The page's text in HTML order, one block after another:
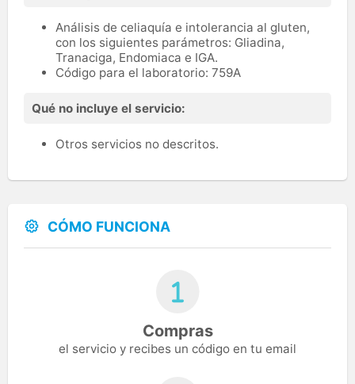
Análisis de celiaquía e intolerancia al gluten,
con los siguientes parámetros: Gliadina,
Tranaciga, Endomiaca e IGA.
Código para el laboratorio: 759A
Qué no incluye el servicio:
Otros servicios no descritos.
CÓMO FUNCIONA
Compras
el servicio y recibes un código en tu email